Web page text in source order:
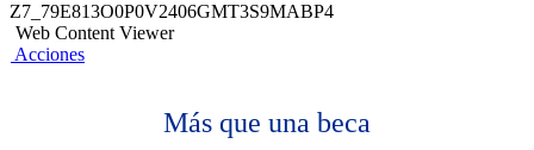
Z7_79E813O0P0V2406GMT3S9MABP4
Web Content Viewer
Acciones
Más que una beca​